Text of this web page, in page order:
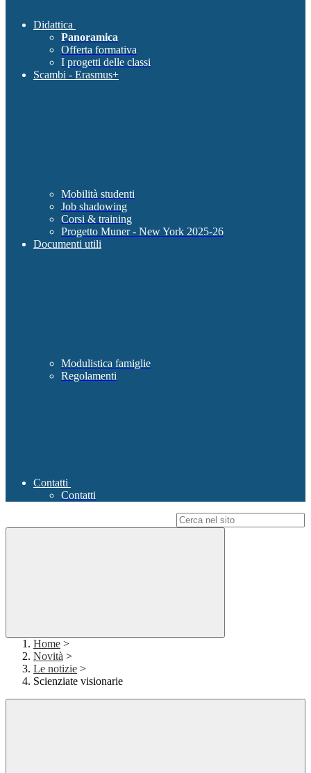
Didattica
Panoramica
Offerta formativa
I progetti delle classi
Scambi - Erasmus+
Mobilità studenti
Job shadowing
Corsi & training
Progetto Muner - New York 2025-26
Documenti utili
Modulistica famiglie
Regolamenti
Contatti
Contatti
Home >
Novità >
Le notizie >
Scienziate visionarie